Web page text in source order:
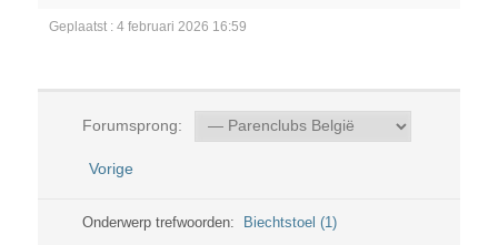
Geplaatst : 4 februari 2026 16:59
Forumsprong:
Vorige
Onderwerp trefwoorden: Biechtstoel (1)